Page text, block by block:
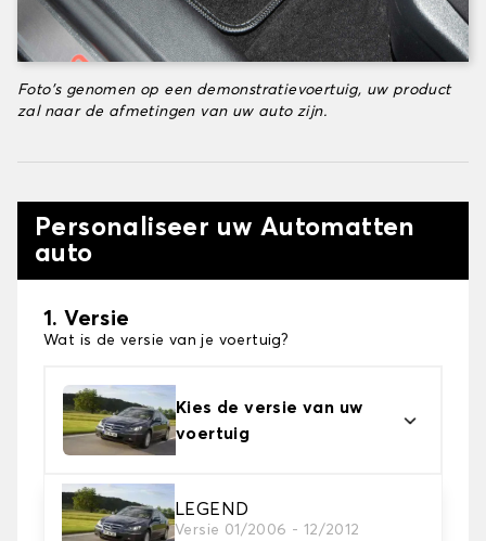
Foto's genomen op een demonstratievoertuig, uw product
zal naar de afmetingen van uw auto zijn.
Personaliseer uw Automatten
auto
1. Versie
Wat is de versie van je voertuig?
Kies de versie van uw
voertuig
LEGEND
Versie 01/2006 - 12/2012
2. Materiaal
Kies het materiaal van uw automatten